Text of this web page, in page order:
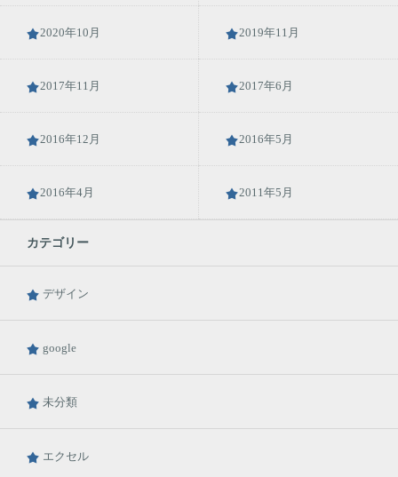
2020年10月 2019年11月
2017年11月 2017年6月
2016年12月 2016年5月
2016年4月 2011年5月
カテゴリー
デザイン
google
未分類
エクセル